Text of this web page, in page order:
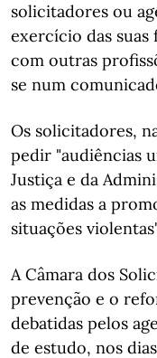
solicitadores ou
exercício das
com outras
se num
Os solicitadores,
pedir "audiências
Justiça e da
as medidas a
situações
A Câmara dos
prevenção e o
debatidas pelos
de estudo, nos